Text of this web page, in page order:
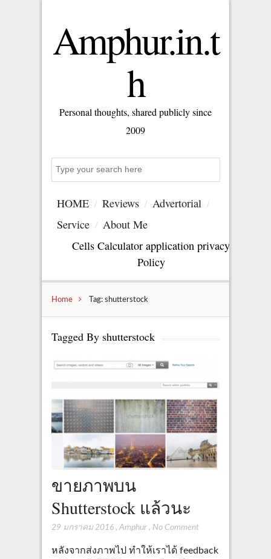
Amphur.in.t
h
Personal thoughts, shared publicly since
2009
HOME Reviews
Advertorial
Service
About Me
Cells Calculator application privacy
Policy
Home Tag: shutterstock
Tagged By shutterstock
ขายภาพบน
Shutterstock แล้วนะ
29 มกราคม 2016, Amphur, No Comment
หลังจากส่งภาพไป ทำให้เราได้ feedback